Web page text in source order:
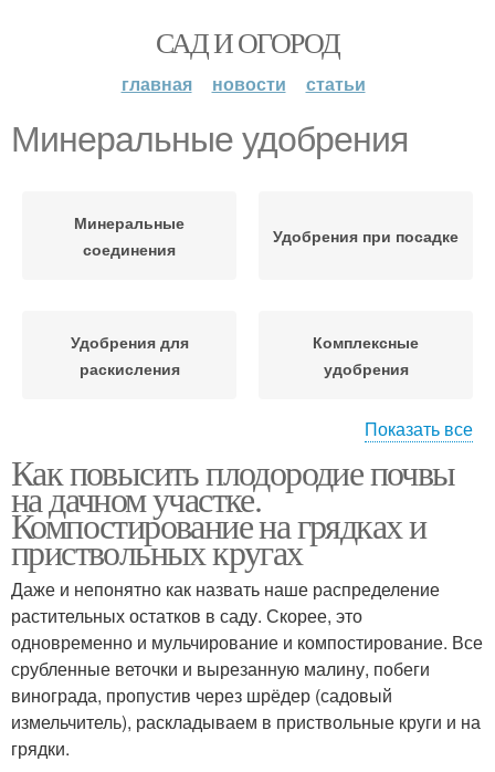
САД И ОГОРОД
главная новости статьи
Минеральные удобрения
Минеральные
соединения
Удобрения при посадке
Удобрения для
раскисления
Комплексные
удобрения
Осенние удобрения Минеральные добавки
Удобрения в почву Удобрения для огорода
Удобрения для садовых
цветов
Удобрения для
многолетников
Показать все
Как повысить плодородие почвы
на дачном участке.
Компостирование на грядках и
приствольных кругах
Даже и непонятно как назвать наше распределение
растительных остатков в саду. Скорее, это
одновременно и мульчирование и компостирование. Все
срубленные веточки и вырезанную малину, побеги
винограда, пропустив через шрёдер (садовый
измельчитель), раскладываем в приствольные круги и на
грядки.